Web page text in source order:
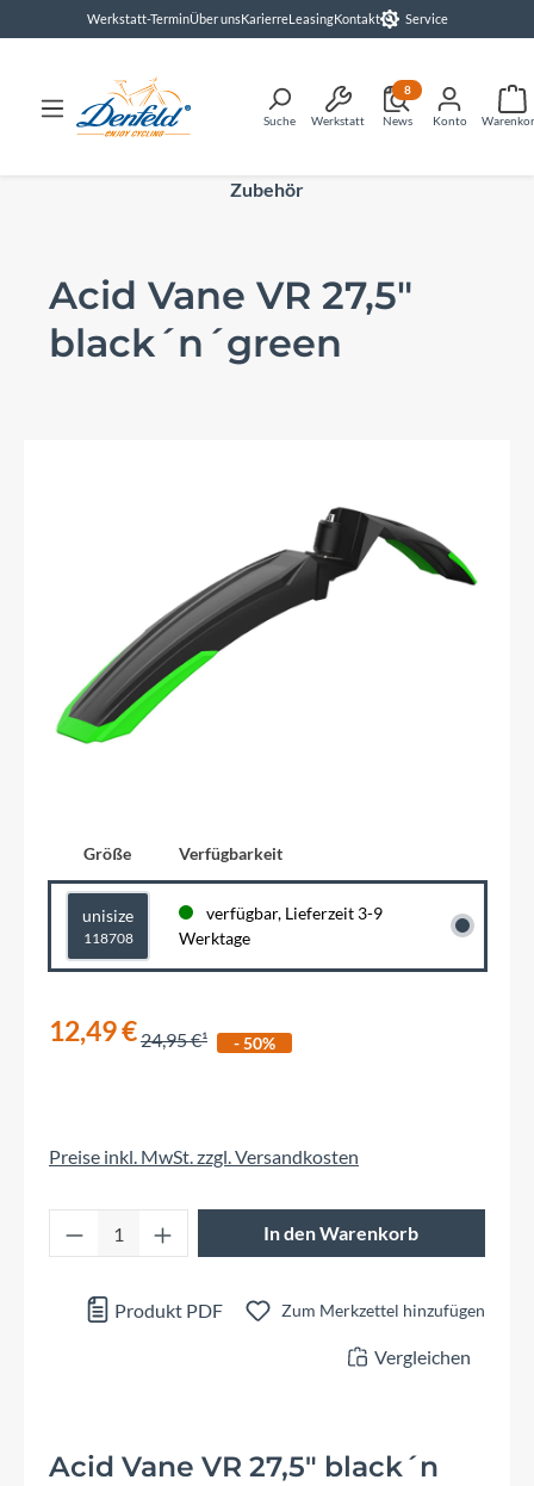
springenWerkstatt-TerminÜber unsKarierreLeasingKontakt Service
Suche Werkstatt News
8
Konto
Zubehör
Acid Vane VR 27,5"
black´n´green
Größe Verfügbarkeit
unisize
118708
verfügbar, Lieferzeit 3-9
Werktage
12,49 €24,95 € - 50%
Preise inkl. MwSt. zzgl. Versandkosten
Produkt Anzahl: Gib den gewünschten
In den Warenkorb
Produkt PDF Zum Merkzettel hinzufügen
Vergleichen
Acid Vane VR 27,5" black´n